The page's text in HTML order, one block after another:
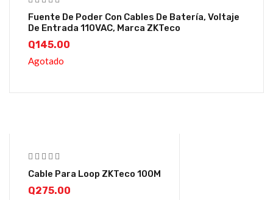
Fuente De Poder Con Cables De Batería, Voltaje
De Entrada 110VAC, Marca ZKTeco
Q145.00
Agotado
Cable Para Loop ZKTeco 100M
Q275.00